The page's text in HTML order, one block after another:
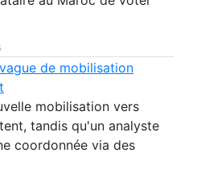
de mobilisation
mobilisation vers
tandis qu'un analyste
coordonnée via des